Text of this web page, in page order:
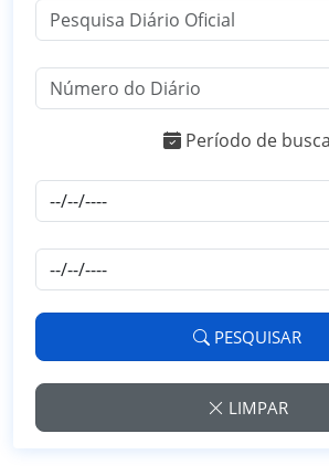
Período de busca
PESQUISAR
LIMPAR